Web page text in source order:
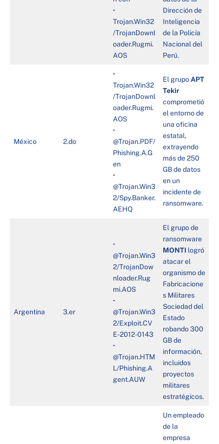
•
Trojan.Win32
/TrojanDownl
oader.Rugmi.
AOS
Dirección de
Inteligencia
de la Policía
Nacional del
Perú.
México 2.do
•
Trojan.Win32
/TrojanDownl
oader.Rugmi.
AOS
•
@Trojan.PDF/
Phishing.A.G
en
•
@Trojan.Win3
2/Spy.Banker.
AEHQ
El grupo APT
Tekir
comprometió
el entorno de
una oficina
estatal,
extrayendo
más de 250
GB de datos
en un
incidente de
ransomware.
Argentina 3.er
•
@Trojan.Win3
2/TrojanDow
nloader.Rug
mi.AOS
•
@Trojan.Win3
2/Exploit.CV
E-2012-0143
•
@Trojan.HTM
L/Phishing.A
gent.AUW
El grupo de
ransomware
MONTI logró
atacar el
organismo de
Fabricacione
s Militares
Sociedad del
Estado
robando 300
GB de
información,
incluidos
proyectos
militares
estratégicos.
Un empleado
de la
empresa